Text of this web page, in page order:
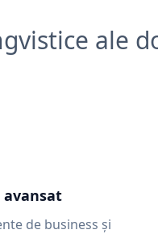
ale
avansat
de business și